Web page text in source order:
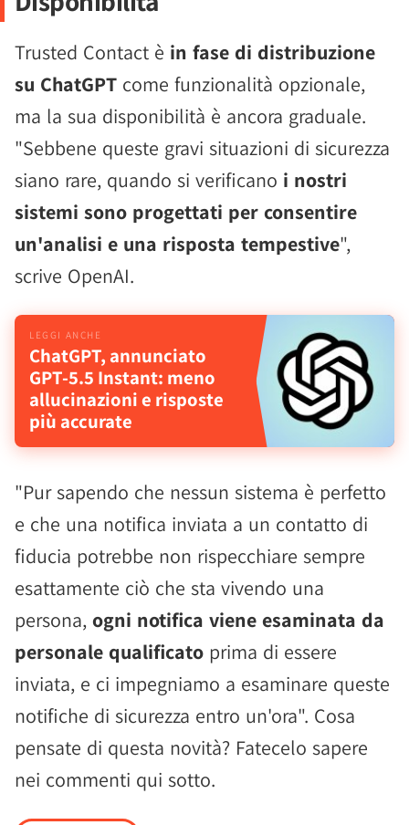
Trusted Contact è in fase di distribuzione
su ChatGPT come funzionalità opzionale,
ma la sua disponibilità è ancora graduale.
"Sebbene queste gravi situazioni di sicurezza
siano rare, quando si verificano i nostri
sistemi sono progettati per consentire
un'analisi e una risposta tempestive",
scrive OpenAI.
ChatGPT, annunciato
GPT-5.5 Instant: meno
allucinazioni e risposte
più accurate
"Pur sapendo che nessun sistema è perfetto
e che una notifica inviata a un contatto di
fiducia potrebbe non rispecchiare sempre
esattamente ciò che sta vivendo una
persona, ogni notifica viene esaminata da
personale qualificato prima di essere
inviata, e ci impegniamo a esaminare queste
notifiche di sicurezza entro un'ora". Cosa
pensate di questa novità? Fatecelo sapere
nei commenti qui sotto.